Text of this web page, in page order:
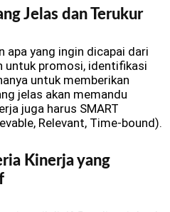
Jelas dan Terukur
apa yang ingin dicapai dari
untuk promosi, identifikasi
untuk memberikan
jelas akan memandu
juga harus SMART
Relevant, Time-bound).
Kinerja yang